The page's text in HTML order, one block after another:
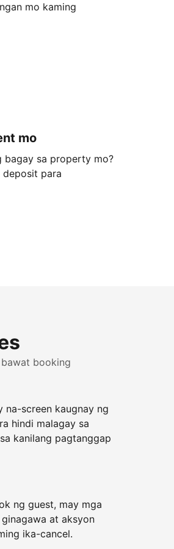
mo kaming
mo
bagay sa property mo?
deposit para
booking
na-screen kaugnay ng
hindi malagay sa
kanilang pagtanggap
ng guest, may mga
at aksyon
ika-cancel.